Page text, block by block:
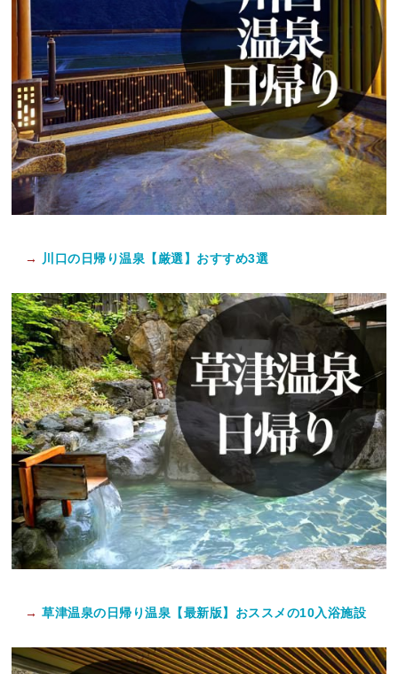
→ 川口の日帰り温泉【厳選】おすすめ3選
→ 草津温泉の日帰り温泉【最新版】おススメの10入浴施設